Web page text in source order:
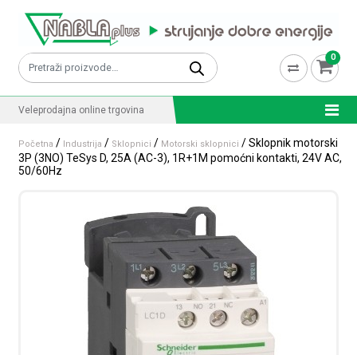
Pretraži: 0
Veleprodajna online trgovina
Početna / Industrija / Sklopnici / Motorski sklopnici / Sklopnik motorski
3P (3NO) TeSys D, 25A (AC-3), 1R+1M pomoćni kontakti, 24V AC,
50/60Hz